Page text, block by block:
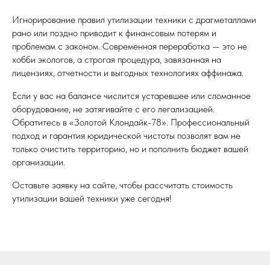
Игнорирование правил утилизации техники с драгметаллами
рано или поздно приводит к финансовым потерям и
проблемам с законом. Современная переработка — это не
хобби экологов, а строгая процедура, завязанная на
лицензиях, отчетности и выгодных технологиях аффинажа.
Если у вас на балансе числится устаревшее или сломанное
оборудование, не затягивайте с его легализацией.
Обратитесь в «Золотой Клондайк-78». Профессиональный
подход и гарантия юридической чистоты позволят вам не
только очистить территорию, но и пополнить бюджет вашей
организации.
Оставьте заявку на сайте, чтобы рассчитать стоимость
утилизации вашей техники уже сегодня!